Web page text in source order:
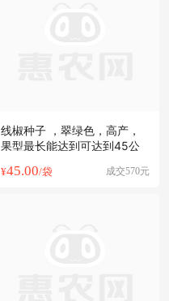
线椒种子 ，翠绿色，高产，
果型最长能达到可达到45公
¥45.00/袋 成交570元